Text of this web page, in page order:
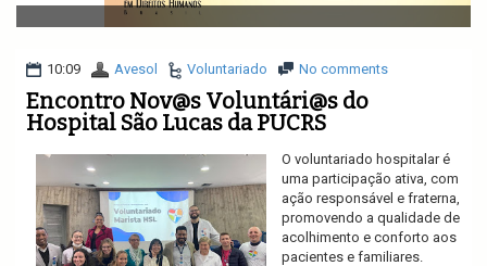
v
i
a
i
o
10:09 Avesol Voluntariado No comments
Encontro Nov@s Voluntári@s do
Hospital São Lucas da PUCRS
O voluntariado hospitalar é
uma participação ativa, com
ação responsável e fraterna,
promovendo a qualidade de
acolhimento e conforto aos
pacientes e familiares.